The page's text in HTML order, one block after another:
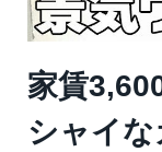
家賃
シャイ